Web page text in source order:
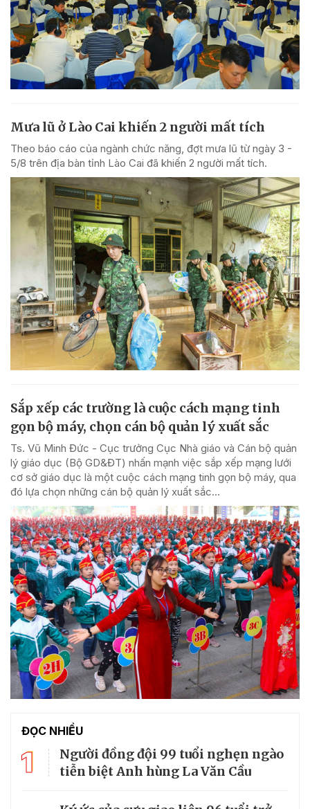
Mưa lũ ở Lào Cai khiến 2 người mất tích
Theo báo cáo của ngành chức năng, đợt mưa lũ từ ngày 3 -
5/8 trên địa bàn tỉnh Lào Cai đã khiến 2 người mất tích.
Sắp xếp các trường là cuộc cách mạng tinh
gọn bộ máy, chọn cán bộ quản lý xuất sắc
Ts. Vũ Minh Đức - Cục trưởng Cục Nhà giáo và Cán bộ quản
lý giáo dục (Bộ GD&ĐT) nhấn mạnh việc sắp xếp mạng lưới
cơ sở giáo dục là một cuộc cách mạng tinh gọn bộ máy, qua
đó lựa chọn những cán bộ quản lý xuất sắc...
ĐỌC NHIỀU
1
Người đồng đội 99 tuổi nghẹn ngào
tiễn biệt Anh hùng La Văn Cầu